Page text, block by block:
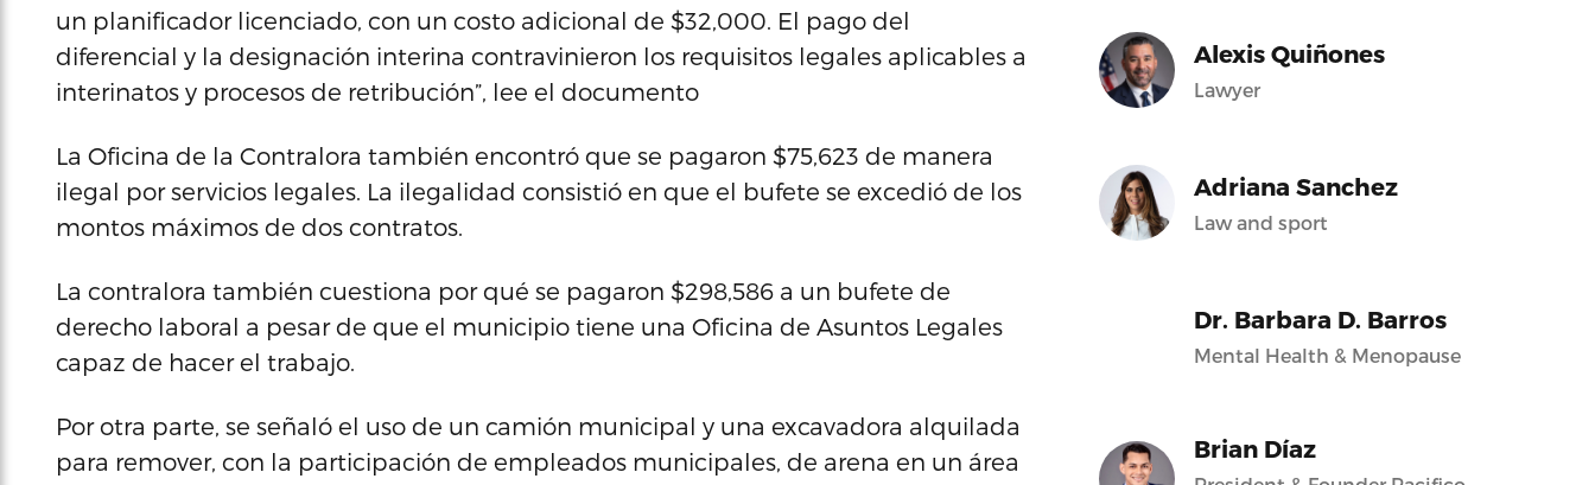
un planificador licenciado, con un costo adicional de $32,000. El pago del
diferencial y la designación interina contravinieron los requisitos legales aplicables a
interinatos y procesos de retribución”, lee el documento
La Oficina de la Contralora también encontró que se pagaron $75,623 de manera
ilegal por servicios legales. La ilegalidad consistió en que el bufete se excedió de los
montos máximos de dos contratos.
La contralora también cuestiona por qué se pagaron $298,586 a un bufete de
derecho laboral a pesar de que el municipio tiene una Oficina de Asuntos Legales
capaz de hacer el trabajo.
Por otra parte, se señaló el uso de un camión municipal y una excavadora alquilada
para remover, con la participación de empleados municipales, de arena en un área
Alexis Quiñones
Lawyer
Adriana Sanchez
Law and sport
Dr. Barbara D. Barros
Mental Health & Menopause
Brian Díaz